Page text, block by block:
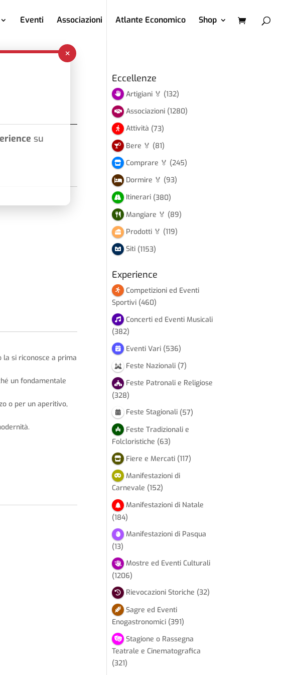
Eventi Associazioni Atlante Economico Shop
la si riconosce a prima
un fondamentale
o per un aperitivo,
Eccellenze
Artigiani 🏅 (132)
Associazioni (1280)
Attività (73)
Bere 🏅 (81)
Comprare 🏅 (245)
Dormire 🏅 (93)
Itinerari (380)
Mangiare 🏅 (89)
Prodotti 🏅 (119)
Siti (1153)
Experience
Competizioni ed Eventi
Sportivi (460)
Concerti ed Eventi Musicali
(382)
Eventi Vari (536)
Feste Nazionali (7)
Feste Patronali e Religiose
(328)
Feste Stagionali (57)
Feste Tradizionali e
Folcloristiche (63)
Fiere e Mercati (117)
Manifestazioni di
Carnevale (152)
Manifestazioni di Natale
(184)
Manifestazioni di Pasqua
(13)
Mostre ed Eventi Culturali
(1206)
Rievocazioni Storiche (32)
Sagre ed Eventi
Enogastronomici (391)
Stagione o Rassegna
Teatrale e Cinematografica
(321)
×
su